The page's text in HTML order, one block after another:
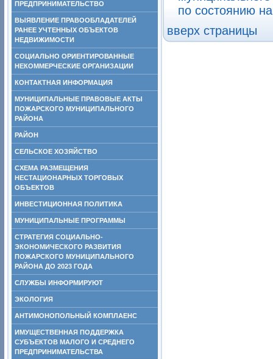
ПРЕДПРИНИМАТЕЛЬСТВО
ВЫЯВЛЕНИЕ ПРАВООБЛАДАТЕЛЕЙ
РАНЕЕ УЧТЕННЫХ ОБЪЕКТОВ
НЕДВИЖИМОСТИ
СОЦИАЛЬНО ОРИЕНТИРОВАННЫЕ
НЕКОММЕРЧЕСКИЕ ОРГАНИЗАЦИИ
КОНТАКТНАЯ ИНФОРМАЦИЯ
МУНИЦИПАЛЬНЫЕ ПРАВОВЫЕ АКТЫ
ПОЖАРСКОГО МУНИЦИПАЛЬНОГО
РАЙОНА
РАЙОН
СЕЛЬСКОЕ ХОЗЯЙСТВО
СХЕМА РАЗМЕЩЕНИЯ
НЕСТАЦИОНАРНЫХ ТОРГОВЫХ
ОБЪЕКТОВ
ИНВЕСТИЦИОННАЯ ПОЛИТИКА
МУНИЦИПАЛЬНЫЕ ПРОГРАММЫ
СТРАТЕГИЯ СОЦИАЛЬНО-
ЭКОНОМИЧЕСКОГО РАЗВИТИЯ
ПОЖАРСКОГО МУНИЦИПАЛЬНОГО
РАЙОНА ДО 2023 ГОДА
СЛУЖБЫ ИНФОРМИРУЮТ
ЭКОЛОГИЯ
АНТИМОНОПОЛЬНЫЙ КОМПЛАЕНС
ИМУЩЕСТВЕННАЯ ПОДДЕРЖКА
СУБЪЕКТОВ МАЛОГО И СРЕДНЕГО
ПРЕДПРИНИМАТЕЛЬСТВА
по состоянию
вверх страницы